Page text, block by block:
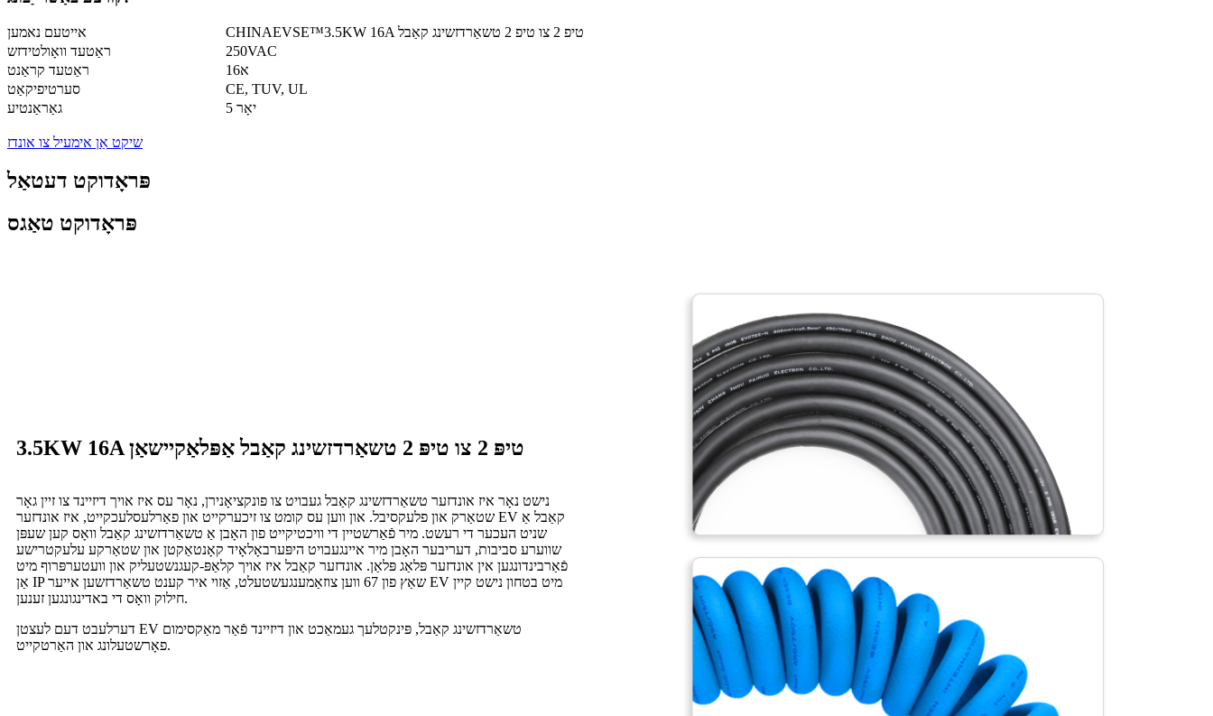
אייטעם נאמען
CHINAEVSE™️3.5KW 16A טיפ 2 צו טיפ 2 טשאַרדזשינג קאַבל
ראַטעד וואָולטידזש
250VAC
ראַטעד קראַנט
16א
סערטיפיקאַט
CE, TUV, UL
גאַראַנטיע
5 יאָר
שיקט אַן אימעיל צו אונדז
פּראָדוקט דעטאַל
פּראָדוקט טאַגס
3.5KW 16A טיפּ 2 צו טיפּ 2 טשאַרדזשינג קאַבל אַפּלאַקיישאַן
נישט נאָר איז אונדזער טשאַרדזשינג קאַבל געבויט צו פונקציאָנירן, נאָר עס איז אויך דיזיינד צו זיין גאָר
שטאַרק און פלעקסיבל. און ווען עס קומט צו זיכערקייט און פאַרלעסלעכקייט, איז אונדזער EV קאַבל אַ
שניט העכער די רעשט. מיר פֿאַרשטיין די וויכטיקייט פון האָבן אַ טשאַרדזשינג קאַבל וואָס קען שעפּן
שווערע סביבות, דעריבער האָבן מיר איינגעבויט היפּערבאָלאָיד קאָנטאַקטן און שטאַרקע עלעקטרישע
פֿאַרבינדונגען אין אונדזער פּלאַג פּלאַן. אונדזער קאַבל איז אויך קלאַפּ-קעגנשטעליק און וועטערפּרוף מיט
אַן IP שאַץ פון 67 ווען צוזאַמענגעשטעלט, אַזוי איר קענט טשאַרדזשען אייער EV מיט בטחון נישט קיין
חילוק וואָס די באדינגונגען זענען.
דערלעבט דעם לעצטן EV טשאַרדזשינג קאַבל, פּינקטלעך געמאַכט און דיזיינד פֿאַר מאַקסימום
פאָרשטעלונג און האַרטקייט.